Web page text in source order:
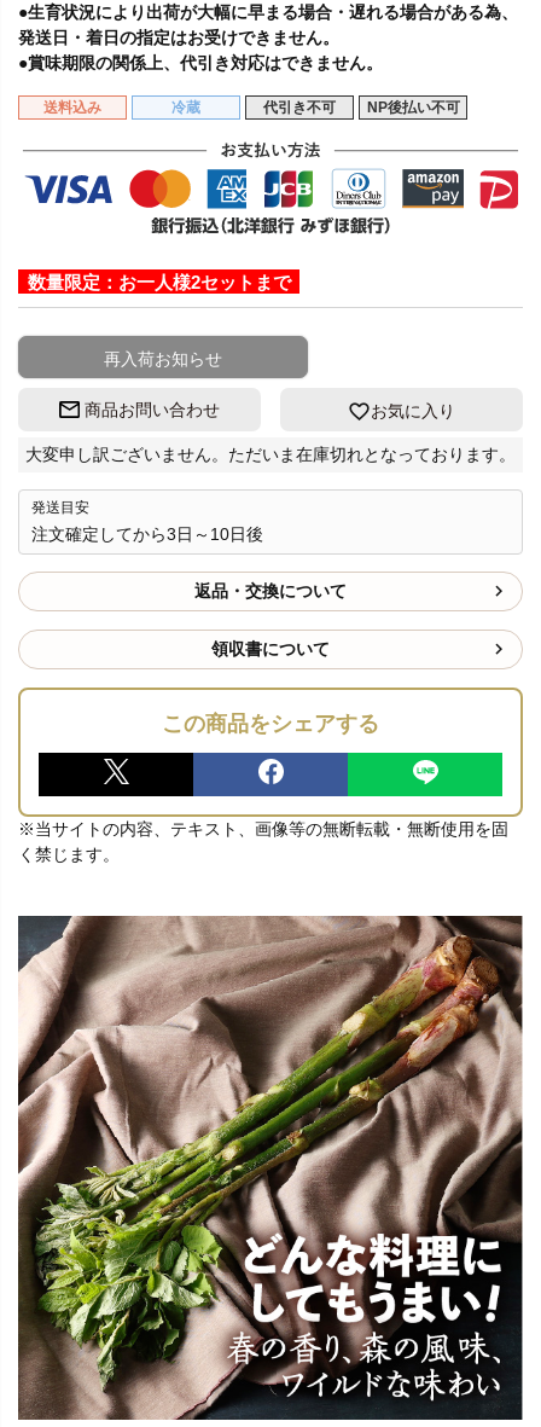
●生育状況により出荷が大幅に早まる場合・遅れる場合がある為、
発送日・着日の指定はお受けできません。
●賞味期限の関係上、代引き対応はできません。
送料込み 冷蔵 代引き不可 NP後払い不可
数量限定：お一人様2セットまで
再入荷お知らせ
商品お問い合わせ お気に入り
大変申し訳ございません。ただいま在庫切れとなっております。
発送目安
注文確定してから3日～10日後
返品・交換について
領収書について
この商品をシェアする
※当サイトの内容、テキスト、画像等の無断転載・無断使用を固
く禁じます。